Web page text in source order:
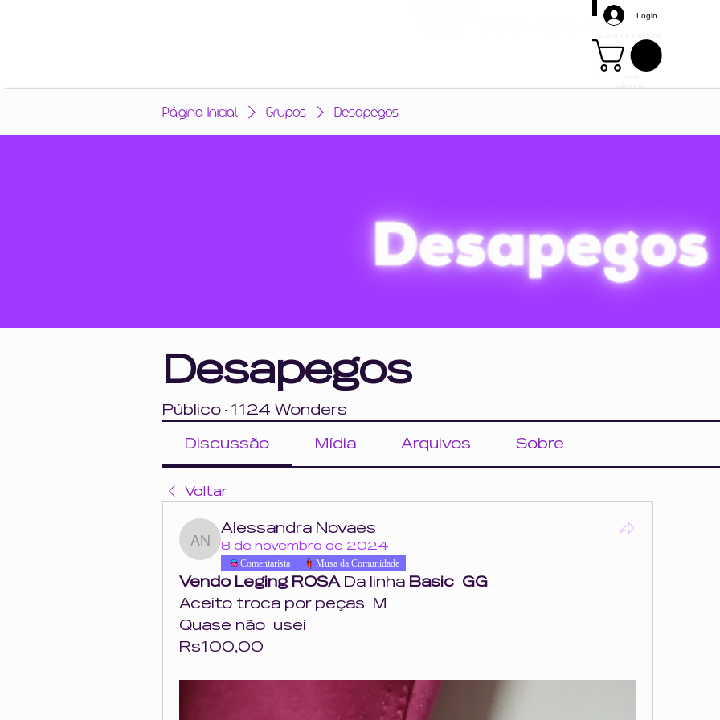
Login
Página Inicial Grupos Desapegos
Desapegos
Público · 1124 Wonders
Discussão Mídia Arquivos Sobre
Voltar
Alessandra Novaes
Alessandra Novaes
8 de novembro de 2024
Comentarista Musa da Comunidade
Vendo Leging ROSA Da linha Basic GG
Aceito troca por peças  M
Quase não  usei
Rs100,00